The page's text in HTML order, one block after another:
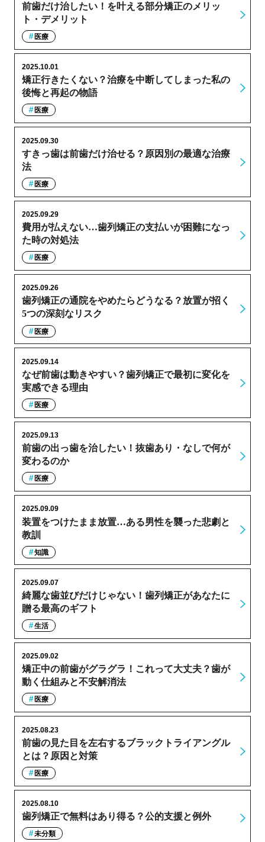
前歯だけ治したい！を叶える部分矯正のメリッ
ト・デメリット
医療
矯正行きたくない？治療を中断してしまった私の
後悔と再起の物語
2025.10.01
医療
すきっ歯は前歯だけ治せる？原因別の最適な治療
法
2025.09.30
医療
費用が払えない…歯列矯正の支払いが困難になっ
た時の対処法
2025.09.29
医療
歯列矯正の通院をやめたらどうなる？放置が招く
5つの深刻なリスク
2025.09.26
医療
なぜ前歯は動きやすい？歯列矯正で最初に変化を
実感できる理由
2025.09.14
医療
前歯の出っ歯を治したい！抜歯あり・なしで何が
変わるのか
2025.09.13
医療
装置をつけたまま放置…ある男性を襲った悲劇と
教訓
2025.09.09
知識
綺麗な歯並びだけじゃない！歯列矯正があなたに
贈る最高のギフト
2025.09.07
生活
矯正中の前歯がグラグラ！これって大丈夫？歯が
動く仕組みと不安解消法
2025.09.02
医療
前歯の見た目を左右するブラックトライアングル
とは？原因と対策
2025.08.23
医療
歯列矯正で無料はあり得る？公的支援と例外
2025.08.10
未分類